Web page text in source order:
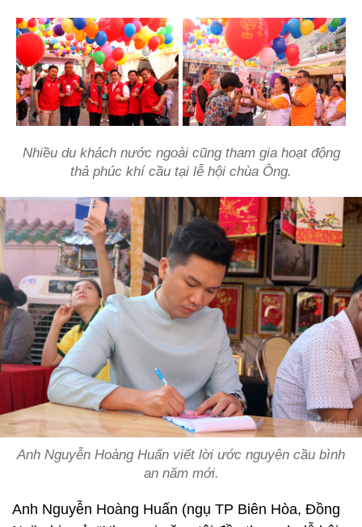
Nhiều du khách nước ngoài cũng tham gia hoạt động
thả phúc khí cầu tại lễ hội chùa Ông.
Anh Nguyễn Hoàng Huấn viết lời ước nguyện cầu bình
an năm mới.
Anh Nguyễn Hoàng Huấn (ngụ TP Biên Hòa, Đồng